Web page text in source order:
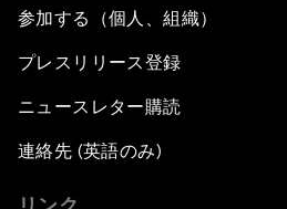
参加する（個人、組織）
プレスリリース登録
ニュースレター購読
連絡先 (英語のみ)